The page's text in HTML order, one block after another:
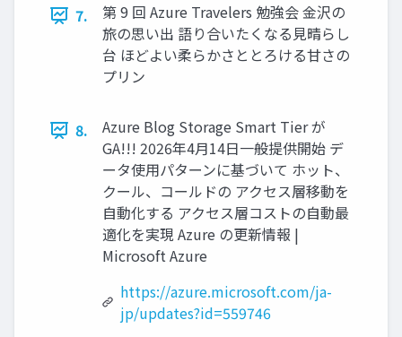
7.
第 9 回 Azure Travelers 勉強会 金沢の
旅の思い出 語り合いたくなる見晴らし
台 ほどよい柔らかさととろける甘さの
プリン
8.
Azure Blog Storage Smart Tier が
GA!!! 2026年4月14日一般提供開始 デ
ータ使用パターンに基づいて ホット、
クール、コールドの アクセス層移動を
自動化する アクセス層コストの自動最
適化を実現 Azure の更新情報 |
Microsoft Azure
https://azure.microsoft.com/ja-
jp/updates?id=559746